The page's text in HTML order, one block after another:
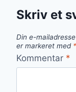
Skriv et
Din e-
er markeret med *
Kommentar *